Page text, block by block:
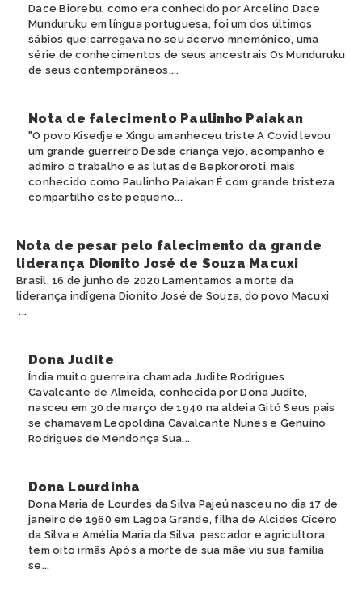
Dace Biorebu, como era conhecido por Arcelino Dace
Munduruku em língua portuguesa, foi um dos últimos
sábios que carregava no seu acervo mnemônico, uma
série de conhecimentos de seus ancestrais Os Munduruku
de seus contemporâneos,...
Nota de falecimento Paulinho Paiakan
"O povo Kisedje e Xingu amanheceu triste A Covid levou
um grande guerreiro Desde criança vejo, acompanho e
admiro o trabalho e as lutas de Bepkororoti, mais
conhecido como Paulinho Paiakan É com grande tristeza
compartilho este pequeno...
Nota de pesar pelo falecimento da grande
liderança Dionito José de Souza Macuxi
Brasil, 16 de junho de 2020 Lamentamos a morte da
liderança indígena Dionito José de Souza, do povo Macuxi
...
Dona Judite
Índia muito guerreira chamada Judite Rodrigues
Cavalcante de Almeida, conhecida por Dona Judite,
nasceu em 30 de março de 1940 na aldeia Gitó Seus pais
se chamavam Leopoldina Cavalcante Nunes e Genuíno
Rodrigues de Mendonça Sua...
Dona Lourdinha
Dona Maria de Lourdes da Silva Pajeú nasceu no dia 17 de
janeiro de 1960 em Lagoa Grande, filha de Alcides Cícero
da Silva e Amélia Maria da Silva, pescador e agricultora,
tem oito irmãs Após a morte de sua mãe viu sua família
se...